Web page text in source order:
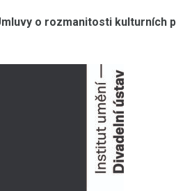
o rozmanitosti kulturních